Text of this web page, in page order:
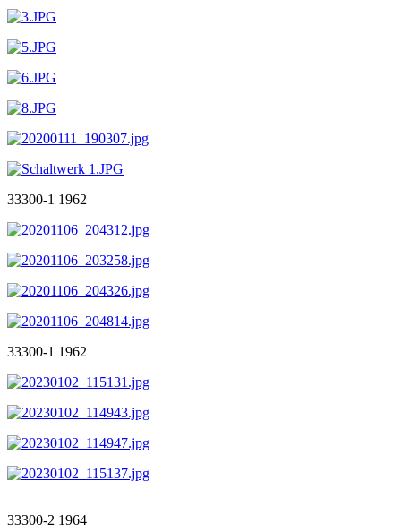
33300-1 1962
33300-1 1962
33300-2 1964